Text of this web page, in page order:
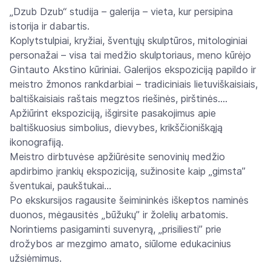
„Dzub Dzub“ studija – galerija – vieta, kur persipina
istorija ir dabartis.
Koplytstulpiai, kryžiai, šventųjų skulptūros, mitologiniai
personažai – visa tai medžio skulptoriaus, meno kūrėjo
Gintauto Akstino kūriniai. Galerijos ekspoziciją papildo ir
meistro žmonos rankdarbiai – tradiciniais lietuviškaisiais,
baltiškaisiais raštais megztos riešinės, pirštinės….
Apžiūrint ekspoziciją, išgirsite pasakojimus apie
baltiškuosius simbolius, dievybes, krikščioniškąją
ikonografiją.
Meistro dirbtuvėse apžiūrėsite senovinių medžio
apdirbimo įrankių ekspoziciją, sužinosite kaip „gimsta”
šventukai, paukštukai…
Po ekskursijos ragausite šeimininkės iškeptos naminės
duonos, mėgausitės „būžukų” ir žolelių arbatomis.
Norintiems pasigaminti suvenyrą, „prisiliesti” prie
drožybos ar mezgimo amato, siūlome edukacinius
užsiėmimus.